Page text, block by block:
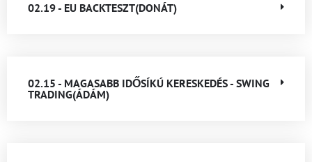
02.19 - EU BACKTESZT(DONÁT)
02.15 - MAGASABB IDŐSÍKÚ KERESKEDÉS - SWING
TRADING(ÁDÁM)